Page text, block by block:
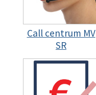
Call centrum MV
SR